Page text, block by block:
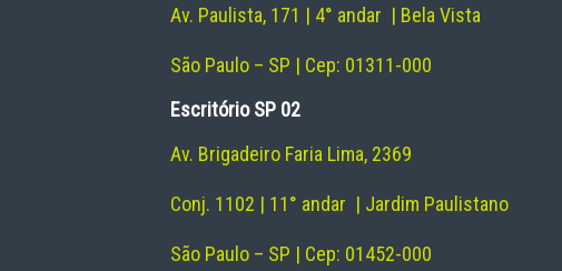
Av. Paulista, 171 | 4° andar | Bela Vista
São Paulo – SP | Cep: 01311-000
Escritório SP 02
Av. Brigadeiro Faria Lima, 2369
Conj. 1102 | 11° andar | Jardim Paulistano
São Paulo – SP | Cep: 01452-000